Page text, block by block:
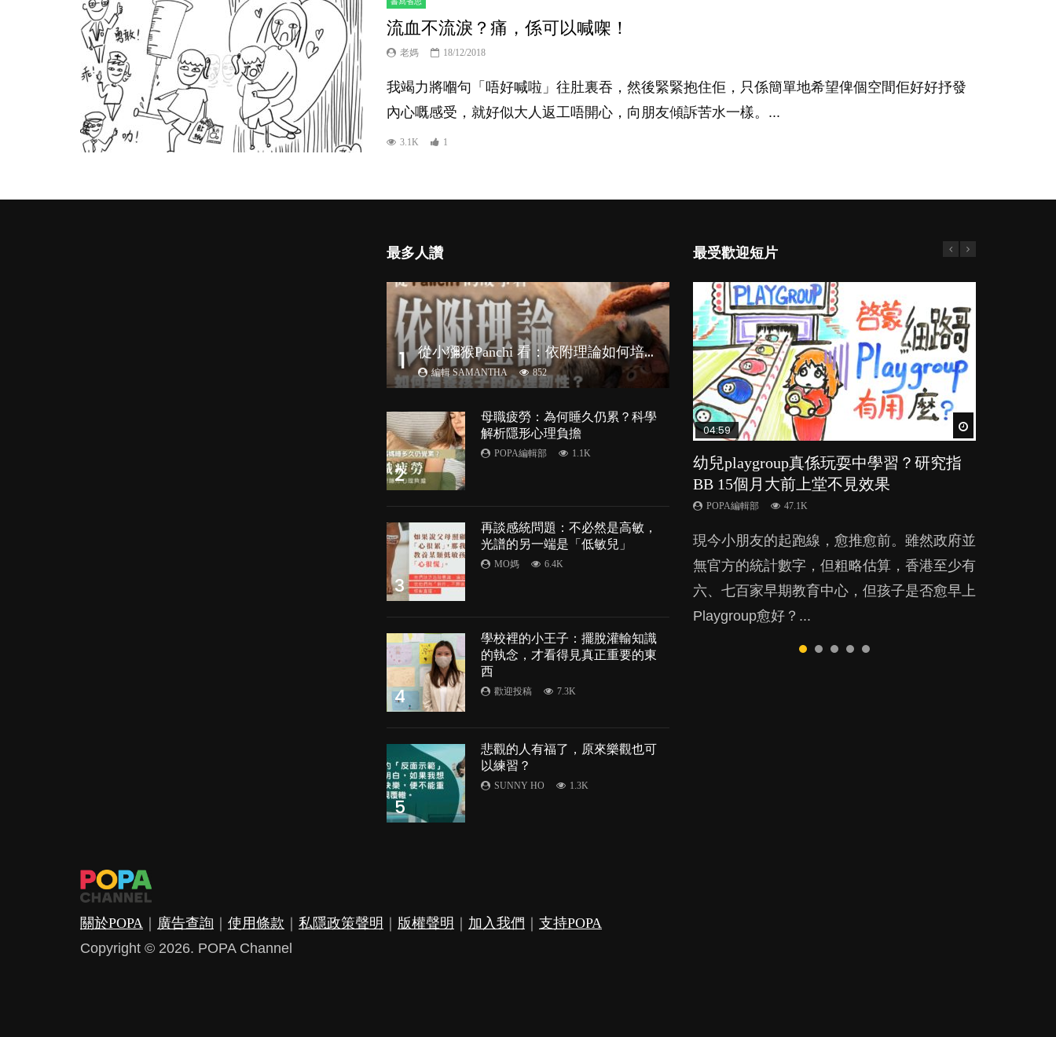
流血不流淚？痛，係可以喊㗎！
老媽 18/12/2018
我竭力將嗰句「唔好喊啦」往肚裏吞，然後緊緊抱住佢，只係簡單地希望俾個空間佢好好抒發
內心嘅感受，就好似大人返工唔開心，向朋友傾訴苦水一樣。...
3.1K 1
最多人讚
1 從
小獼猴Panchi 看：依附理論如何培養孩子心理韌性？
編輯 SAMANTHA 852
2
母職疲勞：為何睡久仍累？科學
解析隱形心理負擔
POPA編輯部 1.1K
3
再談感統問題：不必然是高敏，
光譜的另一端是「低敏兒」
MO媽 6.4K
4
學校裡的小王子：擺脫灌輸知識
的執念，才看得見真正重要的東
西
歡迎投稿 7.3K
5
悲觀的人有福了，原來樂觀也可
以練習？
SUNNY HO 1.3K
最受歡迎短片
04:59
幼兒playgroup真係玩耍中學習？研究指
BB 15個月大前上堂不見效果
POPA編輯部 47.1K
現今小朋友的起跑線，愈推愈前。雖然政府並
無官方的統計數字，但粗略估算，香港至少有
六、七百家早期教育中心，但孩子是否愈早上
Playgroup愈好？...
03:39
幼稚園遊戲課 如何刺激幼兒自發學習取
代獎勵與懲罰？
POPA編輯部 33.1K
由美國學者所創的 tools of the mind 課程，學
生以遊戲方式學習，學術能力和自制能力亦明
顯比其他小朋友優勝，到底這課程有何特別之
處？...
03:02
老公患產後憂鬱症對BB的影響
POPA編輯部 15.9K
後抑鬱，影響日常生活，嚴重的甚至會有自
殺，或傷害小朋友的念頭。但為何爸爸患上產
後抑鬱往往難以察覺？...
04:06
全職好？在職好？｜全職媽媽與在職媽媽
的壓力與價值
POPA編輯部 25.8K
許多媽媽心底可能都有一刻掙扎過：究竟全職
好，還是在職好。雖說每個家庭都有自己的獨
特狀況和考慮因素，但原來全職和在職媽媽所
養育的子女其實都各有擅長。...
03:41
BB口腔期乜都放入口，父母該制止還是
放手？
POPA編輯部 25.5K
BB最喜歡隨手拿起什麼都放入口中，有人說
一旦養成吮手指的習慣，大個就很難戒，但原
來一刀切阻止他們放東西入口，隨時會影響孩
子的身心發展？...
關於POPA ｜ 廣告查詢 ｜ 使用條款 ｜ 私隱政策聲明 ｜ 版權聲明 ｜ 加入我們 ｜ 支持POPA
Copyright © 2026. POPA Channel